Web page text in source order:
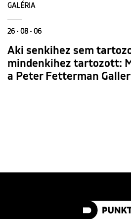
GALÉRIA
26 • 08 • 06
Aki senkihez sem
mindenkihez tartozott:
a Peter Fetterman